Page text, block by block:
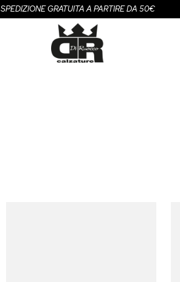
SPEDIZIONE GRATUITA A PARTIRE DA 50€